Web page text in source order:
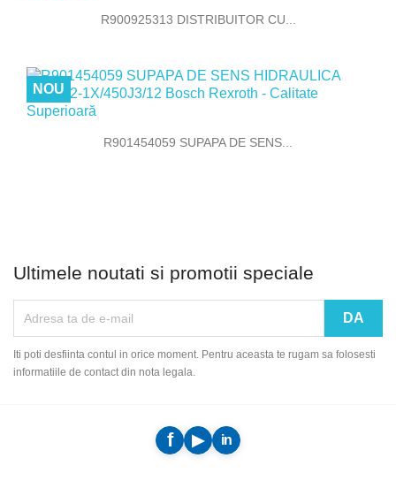
R900925313 DISTRIBUITOR CU...
R901454059 SUPAPA DE SENS...
NOU
Ultimele noutati si promotii speciale
Iti poti desfiinta contul in orice moment. Pentru aceasta te rugam sa folosesti
informatiile de contact din nota legala.